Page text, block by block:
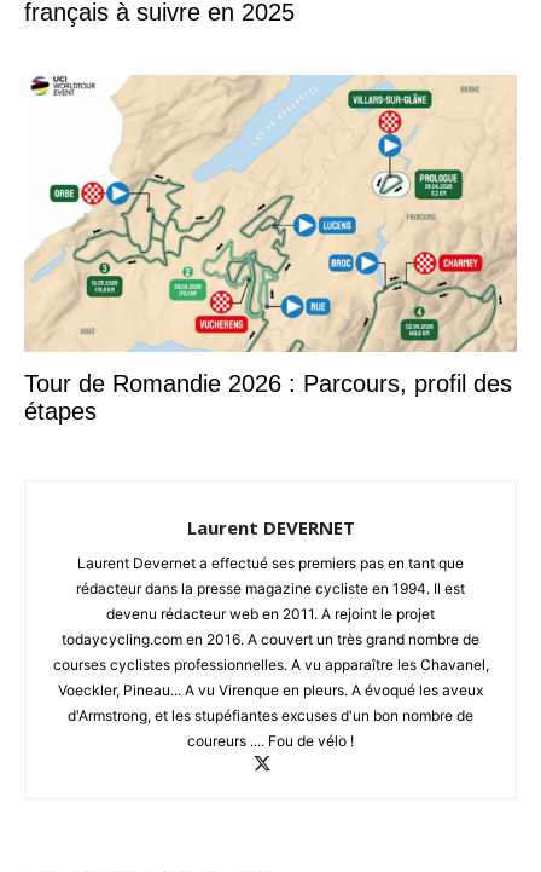
français à suivre en 2025
Tour de Romandie 2026 : Parcours, profil des
étapes
Laurent DEVERNET
Laurent Devernet a effectué ses premiers pas en tant que
rédacteur dans la presse magazine cycliste en 1994. Il est
devenu rédacteur web en 2011. A rejoint le projet
todaycycling.com en 2016. A couvert un très grand nombre de
courses cyclistes professionnelles. A vu apparaître les Chavanel,
Voeckler, Pineau... A vu Virenque en pleurs. A évoqué les aveux
d'Armstrong, et les stupéfiantes excuses d'un bon nombre de
coureurs .... Fou de vélo !